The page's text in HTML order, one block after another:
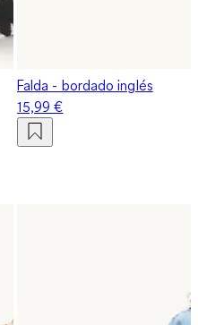
Falda - bordado inglés
15,99 €